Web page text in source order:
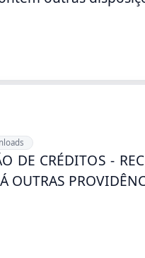
DE CRÉDITOS -
OUTRAS